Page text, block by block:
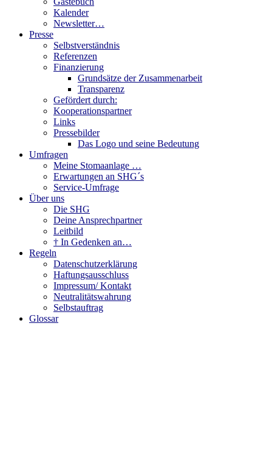
Kalender
Newsletter…
Presse
Selbstverständnis
Referenzen
Finanzierung
Grundsätze der Zusammenarbeit
Transparenz
Gefördert durch:
Kooperationspartner
Links
Pressebilder
Das Logo und seine Bedeutung
Umfragen
Meine Stomaanlage …
Erwartungen an SHG´s
Service-Umfrage
Über uns
Die SHG
Deine Ansprechpartner
Leitbild
† In Gedenken an…
Regeln
Datenschutzerklärung
Haftungsausschluss
Impressum/ Kontakt
Neutralitätswahrung
Selbstauftrag
Glossar